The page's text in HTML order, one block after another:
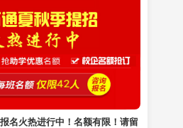
高端车实训大厅
04-24 信息来源：北京万通汽
010-50981888
名火热进行中！名额有限！请留